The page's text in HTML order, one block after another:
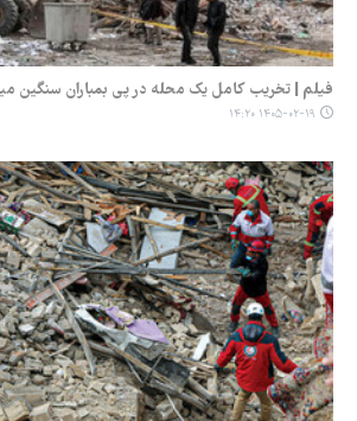
فیلم | تخریب کامل یک محله در پی بمباران سنگین
۱۴۰۵-۰۲-۱۹ ۱۴:۲۰